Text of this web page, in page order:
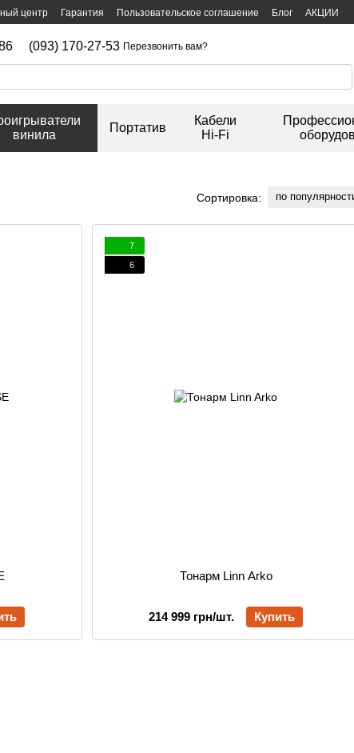
центр Гарантия Пользовательское соглашение Блог
АКЦИИ
(093) 170-27-53 Перезвонить вам?
винила
Портатив
Кабели
Hi-Fi
Сортировка: по
7
6
Тонарм Linn Arko
214 999 грн/шт. Купить